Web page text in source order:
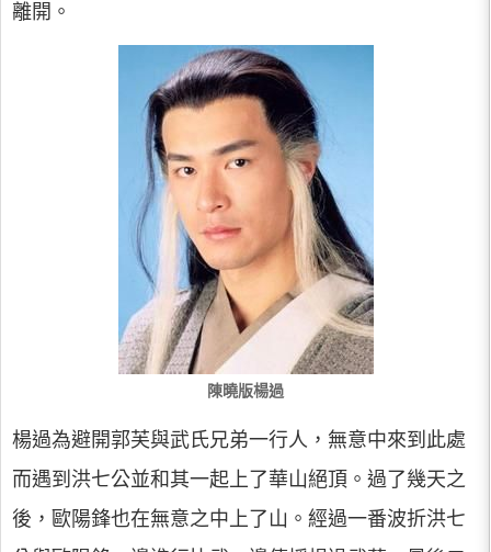
離開。
陳曉版楊過
楊過為避開郭芙與武氏兄弟一行人，無意中來到此處
而遇到洪七公並和其一起上了華山絕頂。過了幾天之
後，歐陽鋒也在無意之中上了山。經過一番波折洪七